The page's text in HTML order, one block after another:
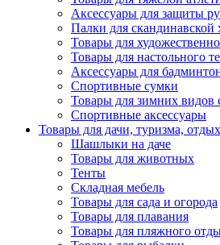
Аксессуары для защиты
Палки для скандинавской
Товары для
Товары для настольного
Аксессуары для
Спортивные сумки
Товары для зимних видов
Спортивные аксессуары
Товары для дачи, туризма,
Шашлыки на даче
Товары для животных
Тенты
Складная мебель
Товары для сада и огорода
Товары для плавания
Товары для пляжного